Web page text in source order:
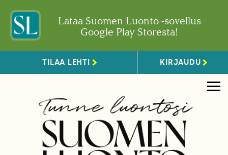
Lataa Suomen Luonto -sovellus
Google Play Storesta!
TILAA LEHTI KIRJAUDU